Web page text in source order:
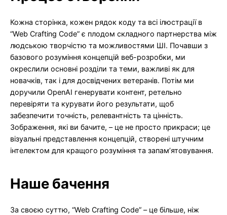
Кожна сторінка, кожен рядок коду та всі ілюстрації в
“Web Crafting Code” є плодом складного партнерства між
людською творчістю та можливостями ШІ. Почавши з
базового розуміння концепцій веб-розробки, ми
окреслили основні розділи та теми, важливі як для
новачків, так і для досвідчених ветеранів. Потім ми
доручили OpenAI генерувати контент, ретельно
перевіряти та курувати його результати, щоб
забезпечити точність, релевантність та цінність.
Зображення, які ви бачите, – це не просто прикраси; це
візуальні представлення концепцій, створені штучним
інтелектом для кращого розуміння та запам’ятовування.
Наше бачення
За своєю суттю, “Web Crafting Code” – це більше, ніж